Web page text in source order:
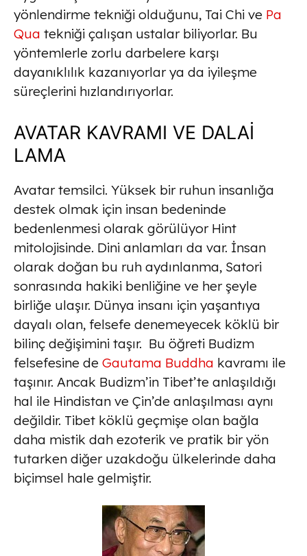
yönlendirme tekniği olduğunu, Tai Chi ve Pa
Qua tekniği çalışan ustalar biliyorlar. Bu
yöntemlerle zorlu darbelere karşı
dayanıklılık kazanıyorlar ya da iyileşme
süreçlerini hızlandırıyorlar.
AVATAR KAVRAMI VE DALAİ
LAMA
Avatar temsilci. Yüksek bir ruhun insanlığa
destek olmak için insan bedeninde
bedenlenmesi olarak görülüyor Hint
mitolojisinde. Dini anlamları da var. İnsan
olarak doğan bu ruh aydınlanma, Satori
sonrasında hakiki benliğine ve her şeyle
birliğe ulaşır. Dünya insanı için yaşantıya
dayalı olan, felsefe denemeyecek köklü bir
bilinç değişimini taşır. Bu öğreti Budizm
felsefesine de Gautama Buddha kavramı ile
taşınır. Ancak Budizm’in Tibet’te anlaşıldığı
hal ile Hindistan ve Çin’de anlaşılması aynı
değildir. Tibet köklü geçmişe olan bağla
daha mistik dah ezoterik ve pratik bir yön
tutarken diğer uzakdoğu ülkelerinde daha
biçimsel hale gelmiştir.